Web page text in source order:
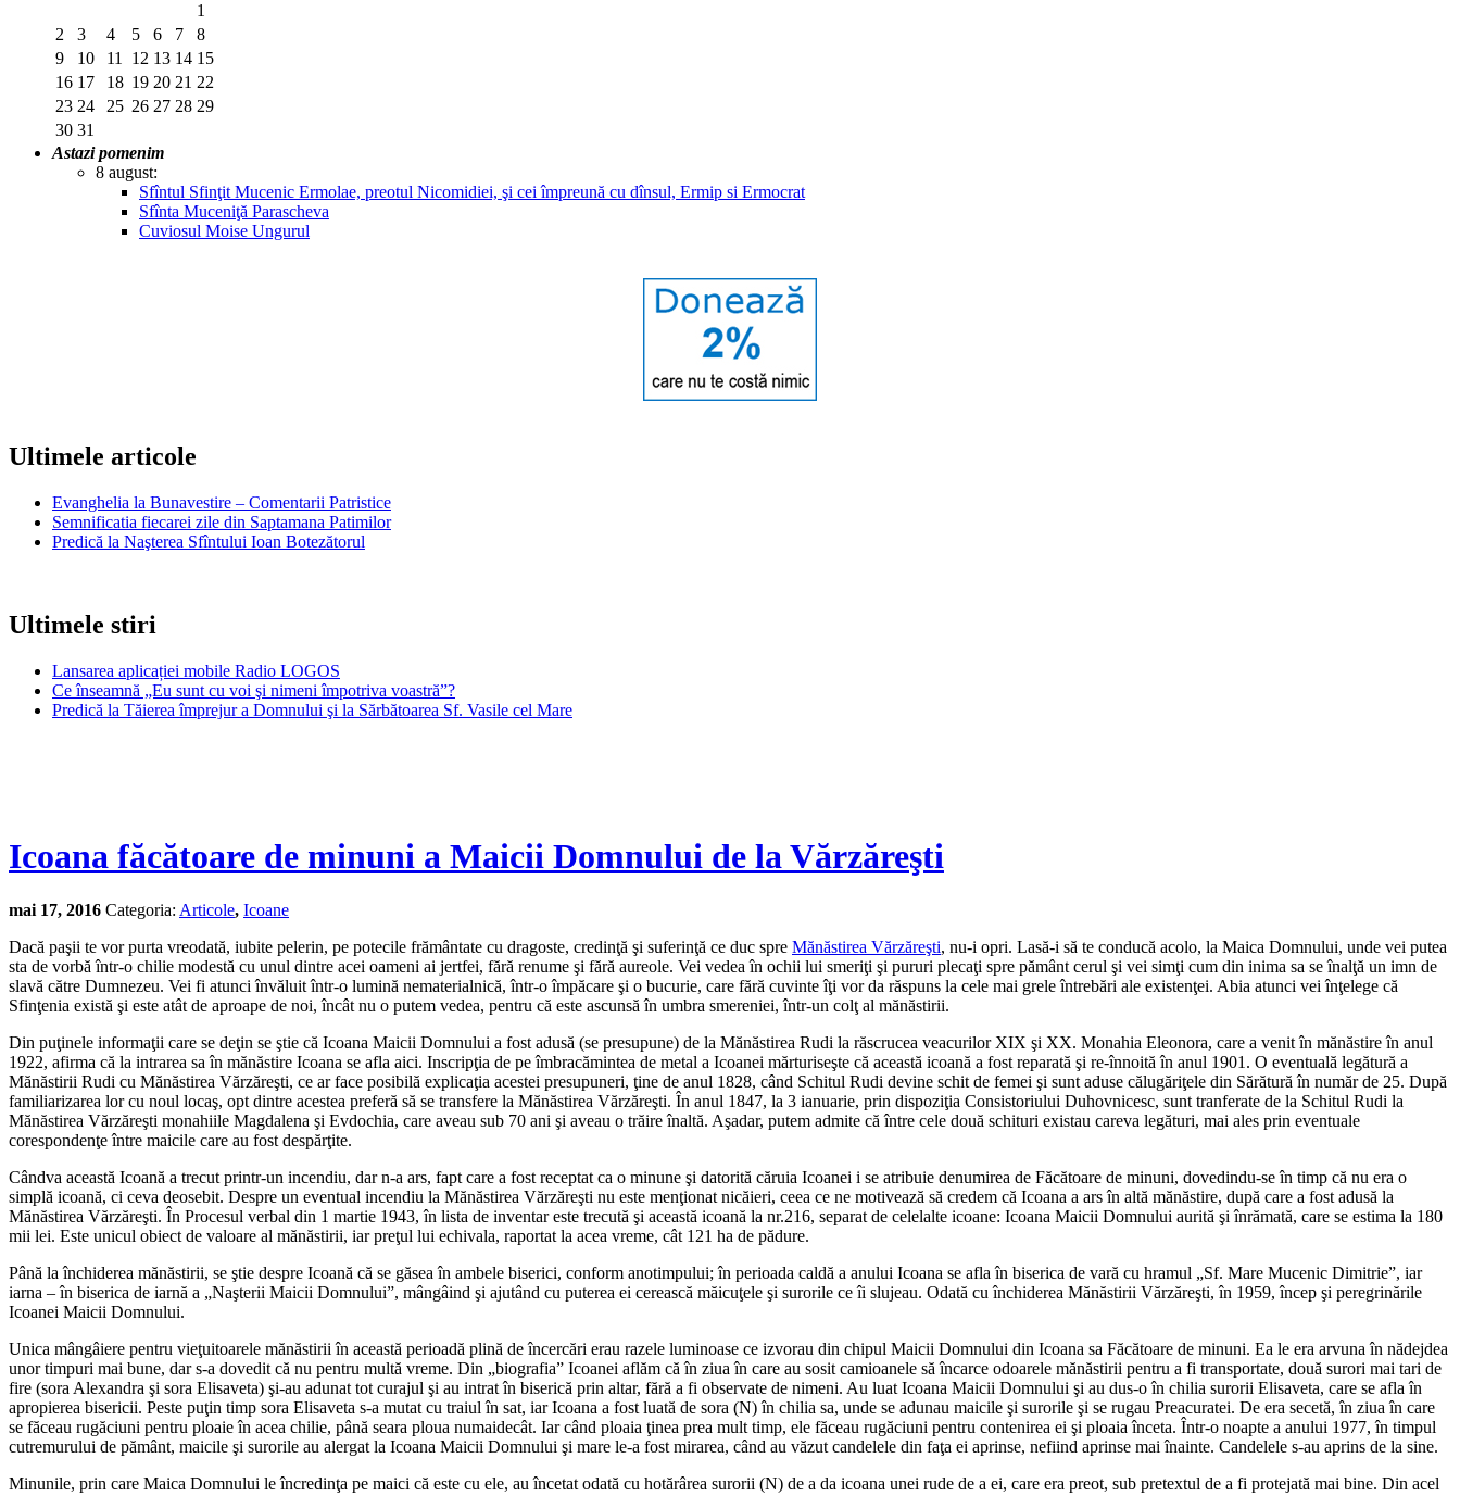
1
2
3 4 5 6 7
8
9
10 11 12 13 14 15
16 17 18 19 20 21 22
23 24 25 26 27 28 29
30 31
Astazi pomenim
8 august:
Sfîntul Sfinţit Mucenic Ermolae, preotul Nicomidiei, şi cei împreună cu dînsul, Ermip si Ermocrat
Sfînta Muceniţă Parascheva
Cuviosul Moise Ungurul
Ultimele articole
Evanghelia la Bunavestire – Comentarii Patristice
Semnificatia fiecarei zile din Saptamana Patimilor
Predică la Naşterea Sfîntului Ioan Botezătorul
Ultimele stiri
Lansarea aplicației mobile Radio LOGOS
Ce înseamnă „Eu sunt cu voi şi nimeni împotriva voastră”?
Predică la Tăierea împrejur a Domnului şi la Sărbătoarea Sf. Vasile cel Mare
Icoana făcătoare de minuni a Maicii Domnului de la Vărzăreşti
mai 17, 2016 Categoria: Articole, Icoane
Dacă paşii te vor purta vreodată, iubite pelerin, pe potecile frământate cu dragoste, credinţă şi suferinţă ce duc spre Mănăstirea Vărzăreşti, nu-i opri. Lasă-i să te conducă acolo, la Maica Domnului, unde vei putea
sta de vorbă într-o chilie modestă cu unul dintre acei oameni ai jertfei, fără renume şi fără aureole. Vei vedea în ochii lui smeriţi şi pururi plecaţi spre pământ cerul şi vei simţi cum din inima sa se înalţă un imn de
slavă către Dumnezeu. Vei fi atunci învăluit într-o lumină nematerialnică, într-o împăcare şi o bucurie, care fără cuvinte îţi vor da răspuns la cele mai grele întrebări ale existenţei. Abia atunci vei înţelege că
Sfinţenia există şi este atât de aproape de noi, încât nu o putem vedea, pentru că este ascunsă în umbra smereniei, într-un colţ al mănăstirii.
Din puţinele informaţii care se deţin se ştie că Icoana Maicii Domnului a fost adusă (se presupune) de la Mănăstirea Rudi la răscrucea veacurilor XIX şi XX. Monahia Eleonora, care a venit în mănăstire în anul
1922, afirma că la intrarea sa în mănăstire Icoana se afla aici. Inscripţia de pe îmbracămintea de metal a Icoanei mărturiseşte că această icoană a fost reparată şi re-înnoită în anul 1901. O eventuală legătură a
Mănăstirii Rudi cu Mănăstirea Vărzăreşti, ce ar face posibilă explicaţia acestei presupuneri, ţine de anul 1828, când Schitul Rudi devine schit de femei şi sunt aduse călugăriţele din Sărătură în număr de 25. După
familiarizarea lor cu noul locaş, opt dintre acestea preferă să se transfere la Mănăstirea Vărzăreşti. În anul 1847, la 3 ianuarie, prin dispoziţia Consistoriului Duhovnicesc, sunt tranferate de la Schitul Rudi la
Mănăstirea Vărzăreşti monahiile Magdalena şi Evdochia, care aveau sub 70 ani şi aveau o trăire înaltă. Aşadar, putem admite că între cele două schituri existau careva legături, mai ales prin eventuale
corespondenţe între maicile care au fost despărţite.
Cândva această Icoană a trecut printr-un incendiu, dar n-a ars, fapt care a fost receptat ca o minune şi datorită căruia Icoanei i se atribuie denumirea de Făcătoare de minuni, dovedindu-se în timp că nu era o
simplă icoană, ci ceva deosebit. Despre un eventual incendiu la Mănăstirea Vărzăreşti nu este menţionat nicăieri, ceea ce ne motivează să credem că Icoana a ars în altă mănăstire, după care a fost adusă la
Mănăstirea Vărzăreşti. În Procesul verbal din 1 martie 1943, în lista de inventar este trecută şi această icoană la nr.216, separat de celelalte icoane: Icoana Maicii Domnului aurită şi înrămată, care se estima la 180
mii lei. Este unicul obiect de valoare al mănăstirii, iar preţul lui echivala, raportat la acea vreme, cât 121 ha de pădure.
Până la închiderea mănăstirii, se ştie despre Icoană că se găsea în ambele biserici, conform anotimpului; în perioada caldă a anului Icoana se afla în biserica de vară cu hramul „Sf. Mare Mucenic Dimitrie”, iar
iarna – în biserica de iarnă a „Naşterii Maicii Domnului”, mângâind şi ajutând cu puterea ei cerească măicuţele şi surorile ce îi slujeau. Odată cu închiderea Mănăstirii Vărzăreşti, în 1959, încep şi peregrinările
Icoanei Maicii Domnului.
Unica mângâiere pentru vieţuitoarele mănăstirii în această perioadă plină de încercări erau razele luminoase ce izvorau din chipul Maicii Domnului din Icoana sa Făcătoare de minuni. Ea le era arvuna în nădejdea
unor timpuri mai bune, dar s-a dovedit că nu pentru multă vreme. Din „biografia” Icoanei aflăm că în ziua în care au sosit camioanele să încarce odoarele mănăstirii pentru a fi transportate, două surori mai tari de
fire (sora Alexandra şi sora Elisaveta) şi-au adunat tot curajul şi au intrat în biserică prin altar, fără a fi observate de nimeni. Au luat Icoana Maicii Domnului şi au dus-o în chilia surorii Elisaveta, care se afla în
apropierea bisericii. Peste puţin timp sora Elisaveta s-a mutat cu traiul în sat, iar Icoana a fost luată de sora (N) în chilia sa, unde se adunau maicile şi surorile şi se rugau Preacuratei. De era secetă, în ziua în care
se făceau rugăciuni pentru ploaie în acea chilie, până seara ploua numaidecât. Iar când ploaia ţinea prea mult timp, ele făceau rugăciuni pentru contenirea ei şi ploaia înceta. Într-o noapte a anului 1977, în timpul
cutremurului de pământ, maicile şi surorile au alergat la Icoana Maicii Domnului şi mare le-a fost mirarea, când au văzut candelele din faţa ei aprinse, nefiind aprinse mai înainte. Candelele s-au aprins de la sine.
Minunile, prin care Maica Domnului le încredinţa pe maici că este cu ele, au încetat odată cu hotărârea surorii (N) de a da icoana unei rude de a ei, care era preot, sub pretextul de a fi protejată mai bine. Din acel